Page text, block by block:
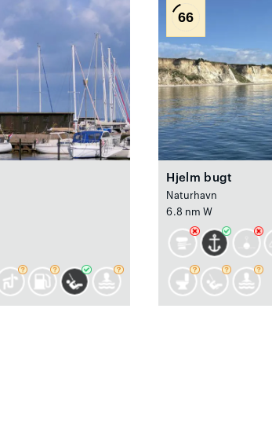
66
Hjelm bugt
Naturhavn
6.8 nm W